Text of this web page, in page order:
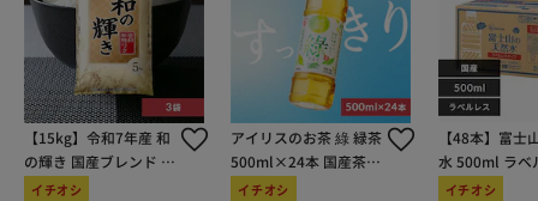
【15kg】令和7年産 和
の輝き 国産ブレンド 5
kg×3袋
イチオシ
アイリスのお茶 綠 緑茶
500ml×24本 国産茶葉
100％使用
イチオシ
【48本】富士
水 500ml ラベ
イチオシ